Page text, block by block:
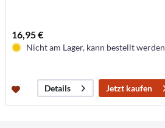
16,95 €
Nicht am Lager, kann bestellt werden
Details Jetzt kaufen